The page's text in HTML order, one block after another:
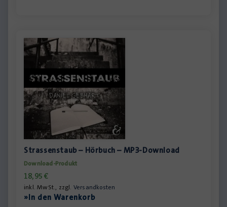
Strassenstaub – Hörbuch – MP3-Download
Download-Produkt
18,95€
inkl. MwSt., zzgl. Versandkosten
»In den Warenkorb